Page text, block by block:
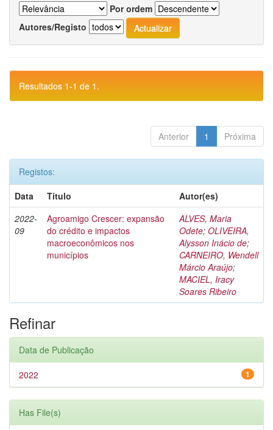
Por ordem
Autores/Registo
Resultados 1-1 de 1.
Anterior 1 Próxima
Registos:
Data
Título
Autor(es)
2022-
09
Agroamigo Crescer: expansão
do crédito e impactos
macroeconômicos nos
municípios
ALVES, Maria
Odete; OLIVEIRA,
Alysson Inácio de;
CARNEIRO, Wendell
Márcio Araújo;
MACIEL, Iracy
Soares Ribeiro
Refinar
Data de Publicação
1
2022
Has File(s)